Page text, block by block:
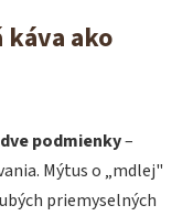
ako
podmienky–
Mýtus o „mdlej"
priemyselných